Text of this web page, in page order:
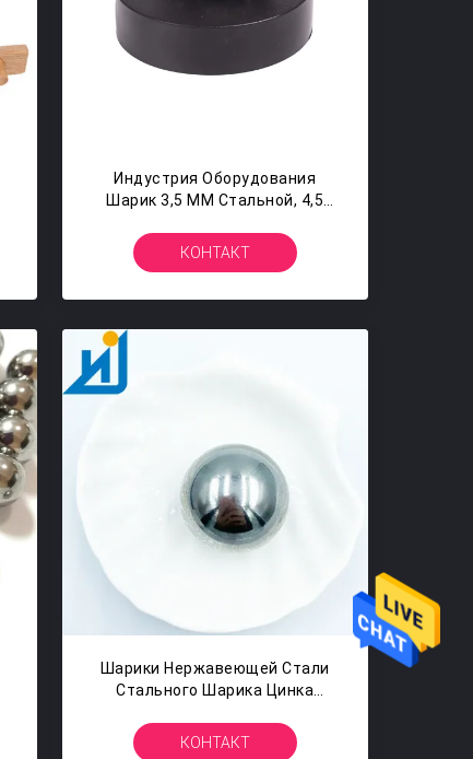
Индустрия Оборудования
Шарик 3,5 ММ Стальной, 4,5
Стали 5,5 ММ Круглые
КОНТАКТ
Шарики Нержавеющей Стали
Стального Шарика Цинка
15мм
КОНТАКТ